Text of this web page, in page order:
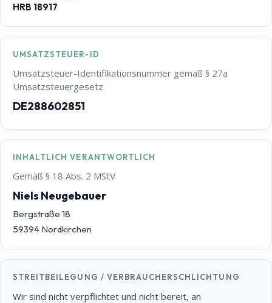
HRB 18917
UMSATZSTEUER-ID
Umsatzsteuer-Identifikationsnummer gemäß § 27a
Umsatzsteuergesetz
DE288602851
INHALTLICH VERANTWORTLICH
Gemäß § 18 Abs. 2 MStV
Niels Neugebauer
Bergstraße 18
59394 Nordkirchen
STREITBEILEGUNG / VERBRAUCHERSCHLICHTUNG
Wir sind nicht verpflichtet und nicht bereit, an